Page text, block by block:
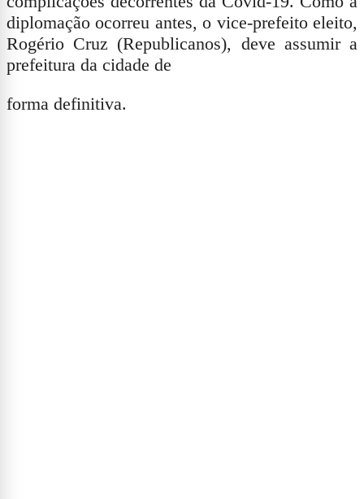
diplomação ocorreu antes, o vice-prefeito eleito,
Rogério Cruz (Republicanos), deve assumir a
prefeitura da cidade de
forma definitiva.